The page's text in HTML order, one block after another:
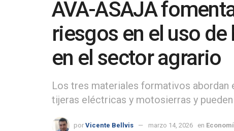
AVA-ASAJA
riesgos en el uso
en el sector agrario
Los tres materiales formativos abordan
tijeras eléctricas y motosierras y
por Vicente Bellvis marzo 14, 2026 en